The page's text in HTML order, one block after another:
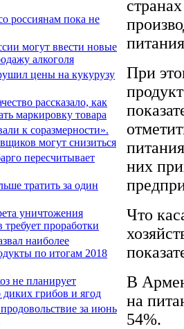
россиянам пока не
могут ввести новые
алкоголя
цены на кукурузу
рассказало, как
маркировку товара
к соразмерности».
могут снизиться
пересчитывает
тратить за один
уничтожения
проработки
наиболее
по итогам 2018
не планирует
диких грибов и ягод
за июнь
При
них
Что
В
на
54%.